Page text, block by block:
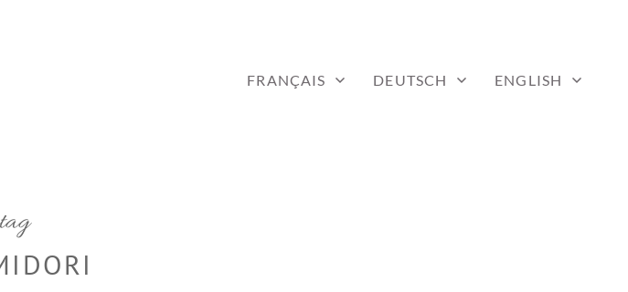
FRANÇAIS DEUTSCH ENGLISH
tag